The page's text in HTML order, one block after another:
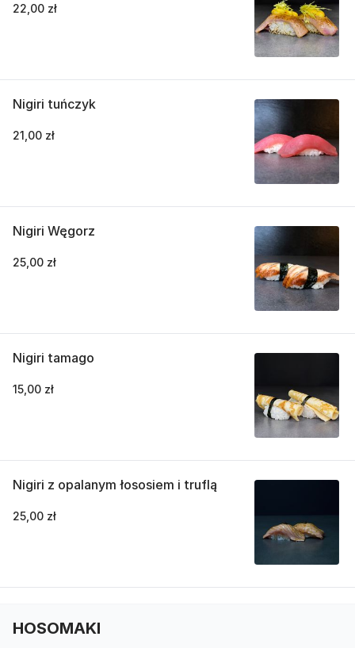
22,00 zł
Nigiri tuńczyk
21,00 zł
Nigiri Węgorz
25,00 zł
Nigiri tamago
15,00 zł
Nigiri z opalanym łososiem i truflą
25,00 zł
HOSOMAKI